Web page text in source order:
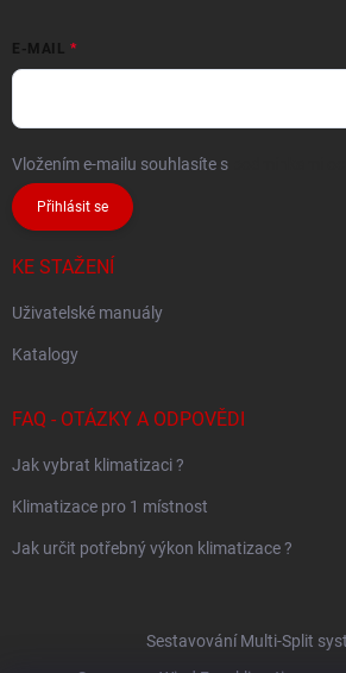
E-MAIL
Vložením e-mailu souhlasíte s
Přihlásit se
KE STAŽENÍ
Uživatelské manuály
Katalogy
FAQ - OTÁZKY A ODPOVĚDI
Jak vybrat klimatizaci ?
Klimatizace pro 1 místnost
Jak určit potřebný výkon klimatizace ?
Sestavování Multi-Split